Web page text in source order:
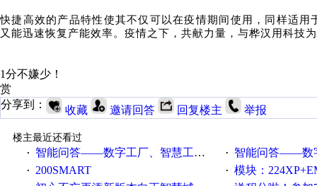
快捷高效的产品特性使其不仅可以在疫情期间使用，同样适
又能迅速恢复产能效率。疫情之下，共献力量，与桦汉用科技
1分不嫌少！
赏
分享到：
收藏 邀请回答 回复楼主 举报
楼主最近还看过
·
智能问答——数字工厂、智慧工厂和智能制造三者的区别是什么？ · 智能问答——数字化工厂与
· 200SMART · 模块：